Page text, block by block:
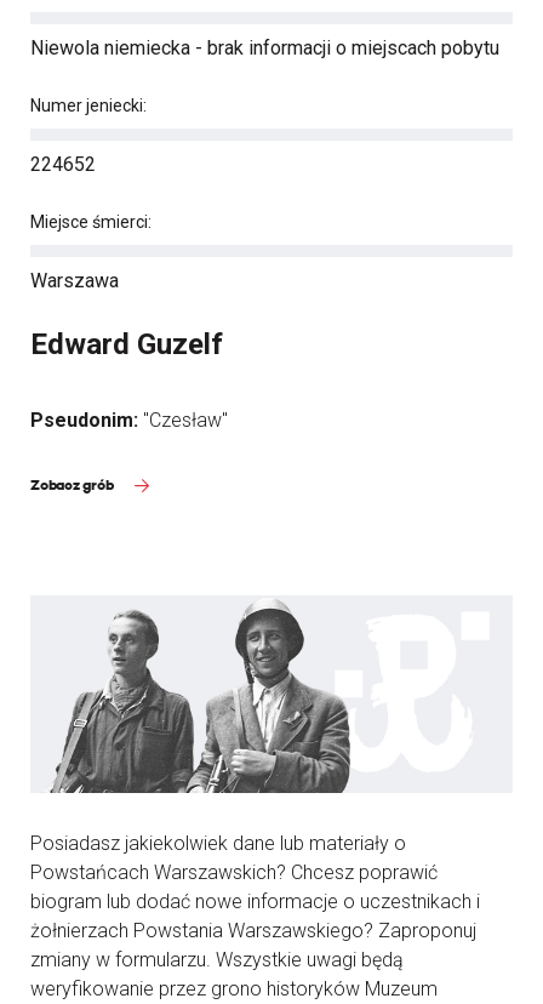
Niewola niemiecka - brak informacji o miejscach pobytu
Numer jeniecki:
224652
Miejsce śmierci:
Warszawa
Edward Guzelf
Pseudonim: "Czesław"
Zobacz grób
Posiadasz jakiekolwiek dane lub materiały o
Powstańcach Warszawskich? Chcesz poprawić
biogram lub dodać nowe informacje o uczestnikach i
żołnierzach Powstania Warszawskiego? Zaproponuj
zmiany w formularzu. Wszystkie uwagi będą
weryfikowanie przez grono historyków Muzeum